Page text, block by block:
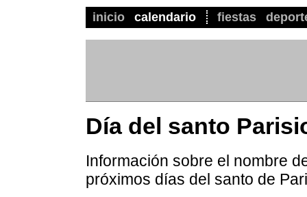
inicio calendario fiestas
Día del santo
Información sobre el nombre
próximos días del santo de